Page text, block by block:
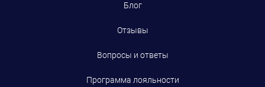
Блог
Отзывы
Вопросы и ответы
Программа лояльности